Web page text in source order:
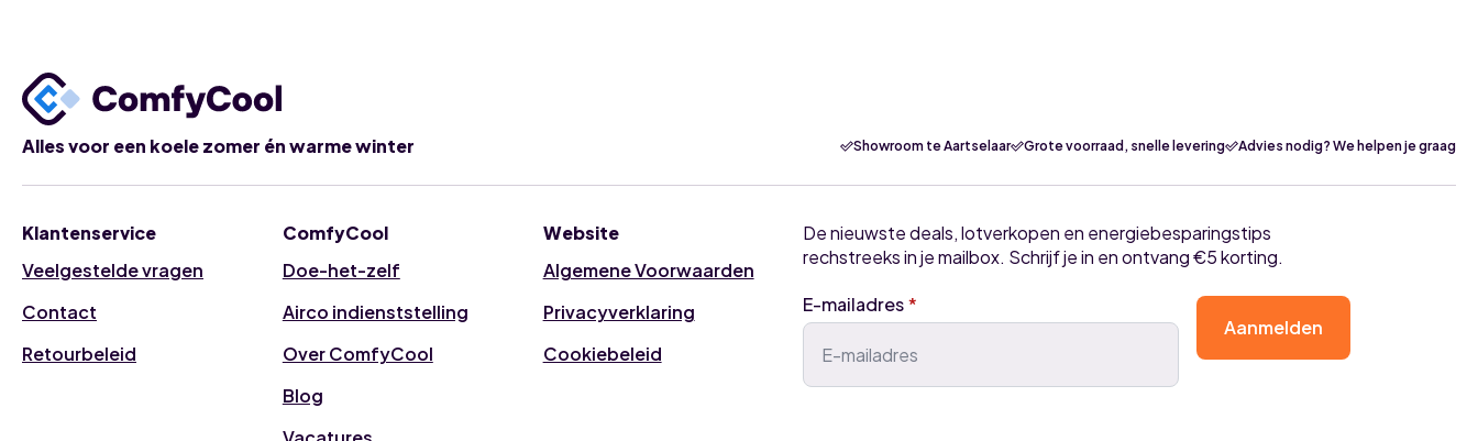
Alles voor een koele zomer én warme winter Showroom te Aartselaar Grote voorraad, snelle levering Advies nodig? We helpen je graag
Klantenservice
Veelgestelde vragen
Contact
Retourbeleid
ComfyCool
Doe-het-zelf
Airco indienststelling
Over ComfyCool
Blog
Website
Algemene Voorwaarden
Privacyverklaring
Cookiebeleid
De nieuwste deals, lotverkopen en energiebesparingstips
rechstreeks in je mailbox. Schrijf je in en ontvang €5 korting.
E-mailadres *
Aanmelden